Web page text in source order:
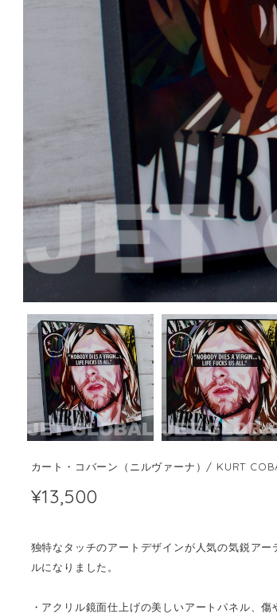
カート・コバーン（ニルヴァーナ）/ KURT
¥13,500
独特なタッチのアートデザインが人気の気鋭ア
ルになりました。
・アクリル鏡面仕上げの美しいアートパネル、